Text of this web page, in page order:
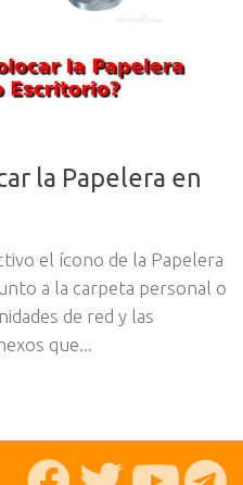
la Papelera en
el ícono de la Papelera
a la carpeta personal o
de red y las
que...